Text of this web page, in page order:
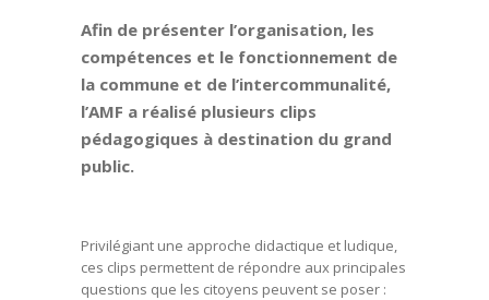
Afin de présenter l’organisation, les
compétences et le fonctionnement de
la commune et de l’intercommunalité,
l’AMF a réalisé plusieurs clips
pédagogiques à destination du grand
public.
Privilégiant une approche didactique et ludique,
ces clips permettent de répondre aux principales
questions que les citoyens peuvent se poser :